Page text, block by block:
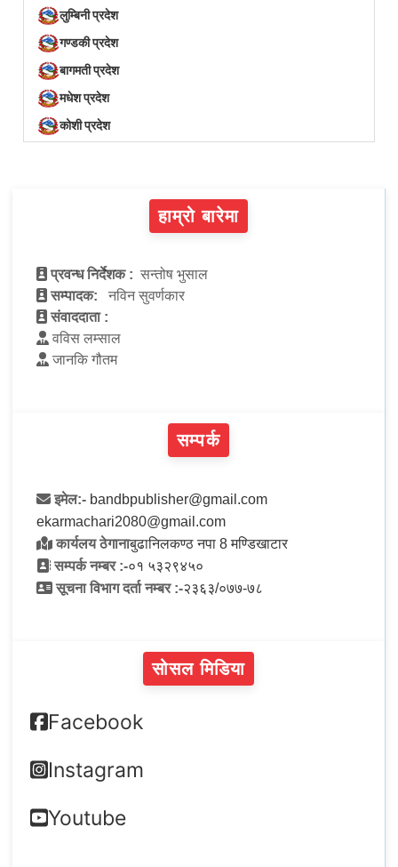
लुम्बिनी प्रदेश
गण्डकी प्रदेश
बागमती प्रदेश
मधेश प्रदेश
कोशी प्रदेश
हाम्रो बारेमा
प्रवन्ध निर्देशक : सन्तोष भुसाल
सम्पादक:
नविन सुवर्णकार
संवाददाता :
वविस लम्साल
जानकि गौतम
सम्पर्क
इमेल:- bandbpublisher@gmail.com
ekarmachari2080@gmail.com
कार्यलय ठेगानाबुढानिलकण्ठ नपा 8 मण्डिखाटार
सम्पर्क नम्बर :-०१ ५३२९४५०
सूचना विभाग दर्ता नम्बर :-२३६३/०७७-७८
सोसल मिडिया
Facebook
Instagram
Youtube